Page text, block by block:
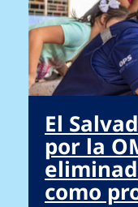
El
por la
como